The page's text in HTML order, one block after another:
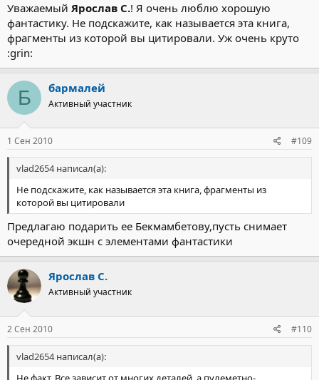
Уважаемый Ярослав С.! Я очень люблю хорошую
фантастику. Не подскажите, как называется эта книга,
фрагменты из которой вы цитировали. Уж очень круто
:grin:
Б бармалей
Активный участник
1 Сен 2010 #109
vlad2654 написал(а):
Не подскажите, как называется эта книга, фрагменты из
которой вы цитировали
Предлагаю подарить ее Бекмамбетову,пусть снимает
очередной экшн с элементами фантастики
Ярослав С.
Активный участник
2 Сен 2010 #110
vlad2654 написал(а):